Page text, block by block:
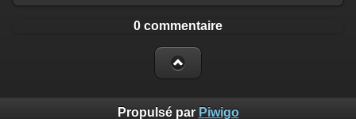
0 commentaire
Propulsé par Piwigo